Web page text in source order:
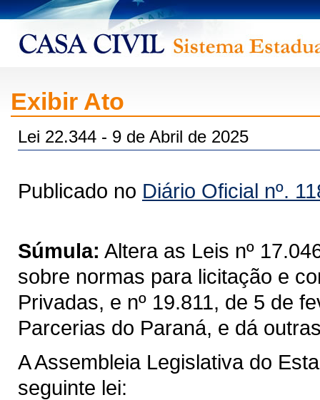
Exibir Ato
Lei 22.344 - 9 de Abril de 2025
Publicado no Diário Oficial nº.
Súmula: Altera as Leis nº
sobre normas para licitação e
Privadas, e nº 19.811, de 5 de
Parcerias do Paraná, e dá
A Assembleia Legislativa do
seguinte lei: